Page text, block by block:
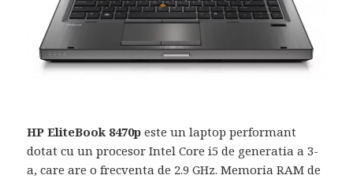
HP EliteBook 8470peste un laptop performant
dotat cu un procesor Intel Core i5 de generatia a 3-
a, care are o frecventa de 2.9 GHz. Memoria RAM de